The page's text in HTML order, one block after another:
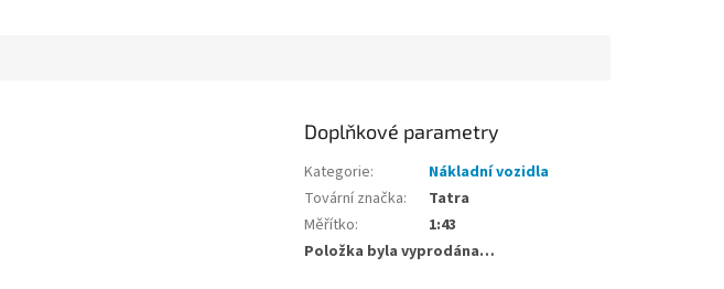
Doplňkové parametry
Kategorie:
Nákladní vozidla
Tovární značka:
Tatra
Měřítko:
1:43
Položka byla vyprodána…